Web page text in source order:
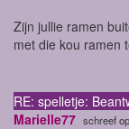
Zijn jullie ramen
met die kou ramen
RE: spelletje:
Marielle77 schreef